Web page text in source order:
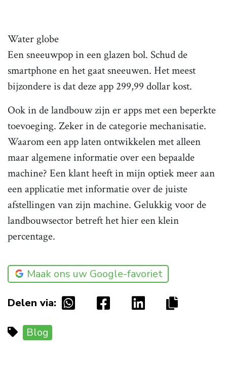
Water globe
Een sneeuwpop in een glazen bol. Schud de
smartphone en het gaat sneeuwen. Het meest
bijzondere is dat deze app 299,99 dollar kost.
Ook in de landbouw zijn er apps met een beperkte
toevoeging. Zeker in de categorie mechanisatie.
Waarom een app laten ontwikkelen met alleen
maar algemene informatie over een bepaalde
machine? Een klant heeft in mijn optiek meer aan
een applicatie met informatie over de juiste
afstellingen van zijn machine. Gelukkig voor de
landbouwsector betreft het hier een klein
percentage.
Maak ons uw Google-favoriet
Delen via:
Blog